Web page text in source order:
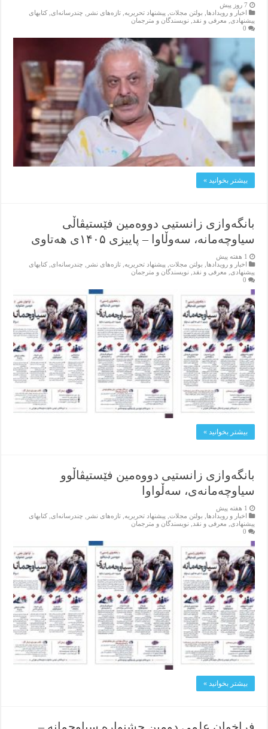
7 روز پیش
اخبار و رویدادها, بولتن مجلات, پیشنهاد تحریریه,تازەهای نشر , چندرسانه‌ای,کتابهای
پیشنهادی, معرفی و نقد, نویسندگان و مترجمان
0
بیشتر بخوانید »
بانگەوازی زانستیی دووەمین فێستیڤاڵی
سیاوچەمانە، سەوڵاوا – پاییزی ۱۴۰۵ی هەتاوی
1 هفته پیش
اخبار و رویدادها
بولتن مجلات پیشنهاد تحریریه ,تازەهای نشر چندرسانه‌ای ,کتابهای
پیشنهادی
معرفی و نقد
نویسندگان و مترجمان
0
بیشتر بخوانید »
بانگەوازی زانستیی دووەمین فێستیڤاڵوو
سیاوچەمانەی، سەڵواوا
1 هفته پیش
اخبار و رویدادها
بولتن مجلات پیشنهاد تحریریه ,تازەهای نشر چندرسانه‌ای ,کتابهای
پیشنهادی
معرفی و نقد
نویسندگان و مترجمان
0
بیشتر بخوانید »